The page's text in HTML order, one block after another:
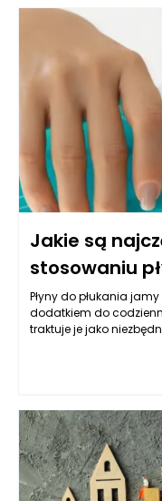
analiza, które rodzaje
zainteresowaniem
aby sprostać
pakujące do ziemi
zaprogramowane,
produkty, zapewniając
pakowania.
Jakie są
stosowaniu
Płyny do płukania
dodatkiem do
traktuje je jako
może prowadzić do
problemów z
dorosłych mają za
codzienną higienę.
płynów było dobrze
z innymi elementami